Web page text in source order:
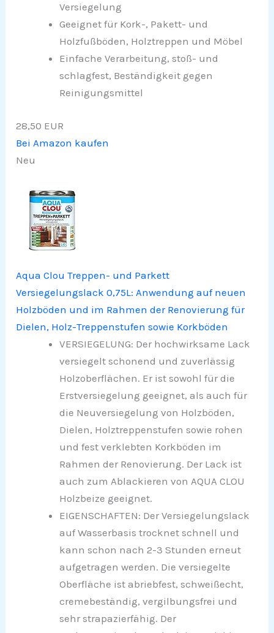
Versiegelung
Geeignet für Kork-, Pakett- und
Holzfußböden, Holztreppen und Möbel
Einfache Verarbeitung, stoß- und
schlagfest, Beständigkeit gegen
Reinigungsmittel
28,50 EUR
Bei Amazon kaufen
Neu
Aqua Clou Treppen- und Parkett
Versiegelungslack 0,75L: Anwendung auf neuen
Holzböden und im Rahmen der Renovierung für
Dielen, Holz-Treppenstufen sowie Korkböden
VERSIEGELUNG: Der hochwirksame Lack
versiegelt schonend und zuverlässig
Holzoberflächen. Er ist sowohl für die
Erstversiegelung geeignet, als auch für
die Neuversiegelung von Holzböden,
Dielen, Holztreppenstufen sowie rohen
und fest verklebten Korkböden im
Rahmen der Renovierung. Der Lack ist
auch zum Ablackieren von AQUA CLOU
Holzbeize geeignet.
EIGENSCHAFTEN: Der Versiegelungslack
auf Wasserbasis trocknet schnell und
kann schon nach 2-3 Stunden erneut
aufgetragen werden. Die versiegelte
Oberfläche ist abriebfest, schweißecht,
cremebeständig, vergilbungsfrei und
sehr strapazierfähig. Der